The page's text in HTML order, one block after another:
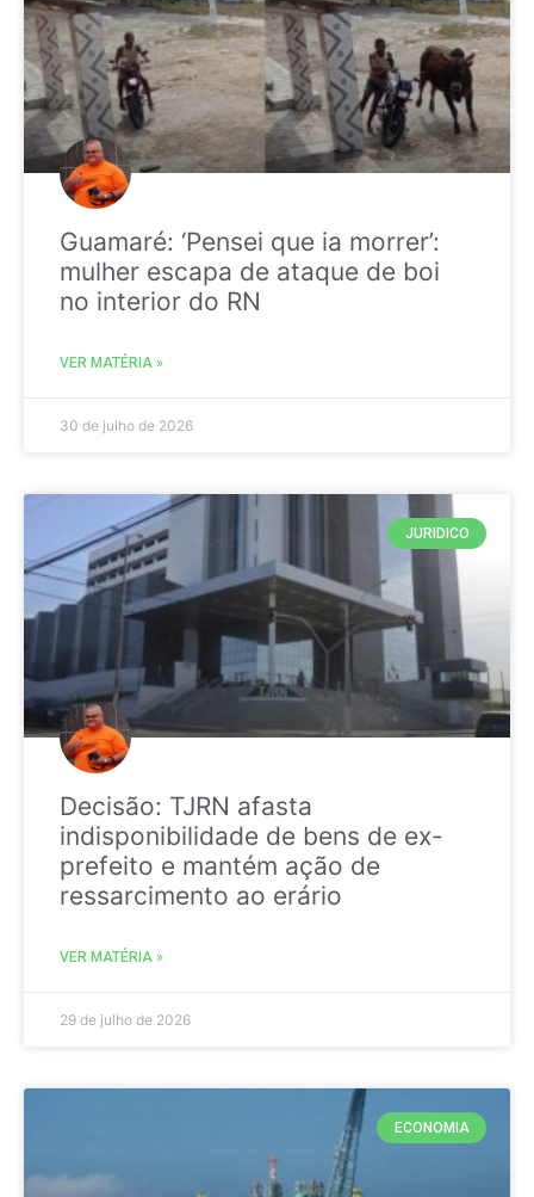
Guamaré: ‘Pensei que ia morrer’:
mulher escapa de ataque de boi
no interior do RN
VER MATÉRIA »
30 de julho de 2026
JURIDICO
Decisão: TJRN afasta
indisponibilidade de bens de ex-
prefeito e mantém ação de
ressarcimento ao erário
VER MATÉRIA »
29 de julho de 2026
ECONOMIA